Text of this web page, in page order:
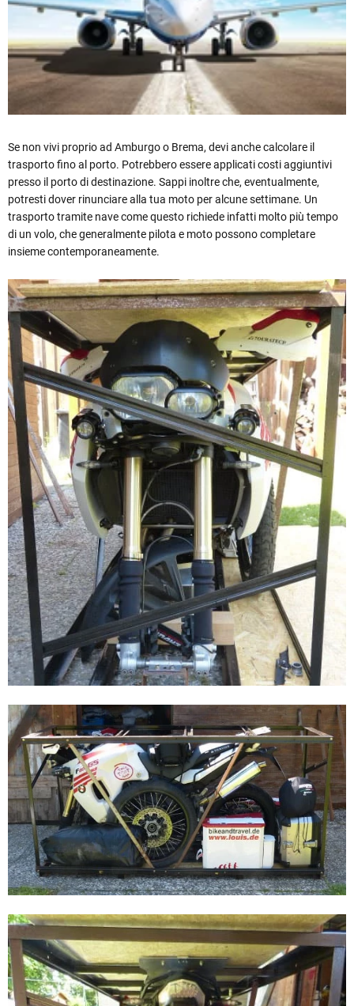
Se non vivi proprio ad Amburgo o Brema, devi anche calcolare il
trasporto fino al porto. Potrebbero essere applicati costi aggiuntivi
presso il porto di destinazione. Sappi inoltre che, eventualmente,
potresti dover rinunciare alla tua moto per alcune settimane. Un
trasporto tramite nave come questo richiede infatti molto più tempo
di un volo, che generalmente pilota e moto possono completare
insieme contemporaneamente.